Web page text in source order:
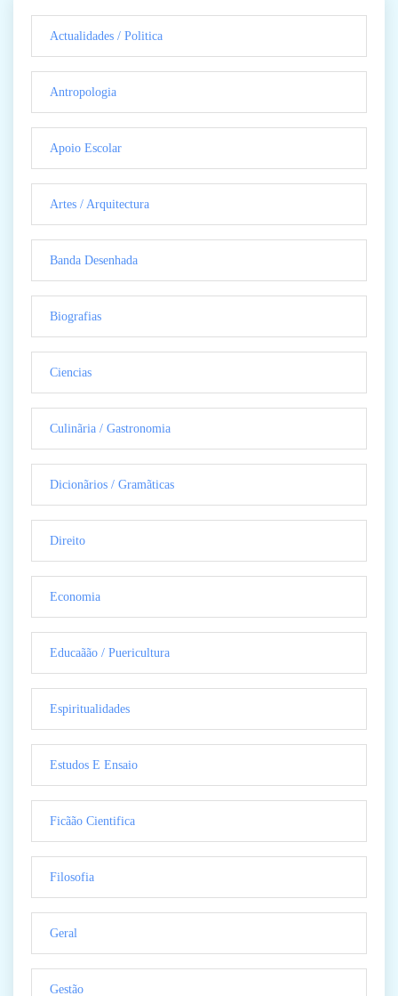
Actualidades / Politica
Antropologia
Apoio Escolar
Artes / Arquitectura
Banda Desenhada
Biografias
Ciencias
Culinãria / Gastronomia
Dicionãrios / Gramãticas
Direito
Economia
Educaãão / Puericultura
Espiritualidades
Estudos E Ensaio
Ficãão Cientifica
Filosofia
Geral
Gestão